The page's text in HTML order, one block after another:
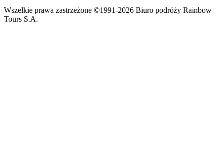
Wszelkie prawa zastrzeżone ©1991-2026 Biuro podróży Rainbow
Tours S.A.